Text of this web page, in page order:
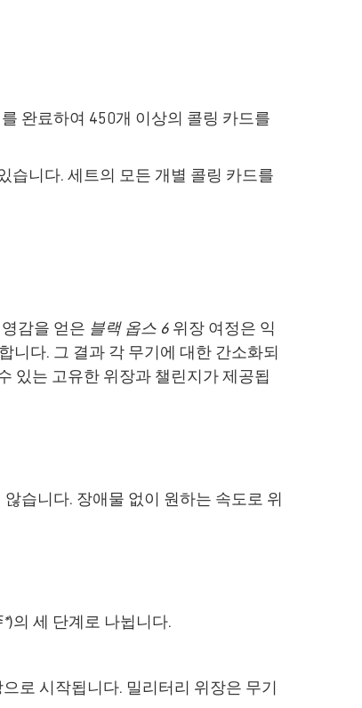
완료하여 450개 이상의 콜링 카드를
습니다. 세트의 모든 개별 콜링 카드를
감을 얻은 블랙 옵스 6 위장 여정은 익
니다. 그 결과 각 무기에 대한 간소화되
있는 고유한 위장과 챌린지가 제공됩
습니다. 장애물 없이 원하는 속도로 위
)의 세 단계로 나뉩니다.
로 시작됩니다. 밀리터리 위장은 무기